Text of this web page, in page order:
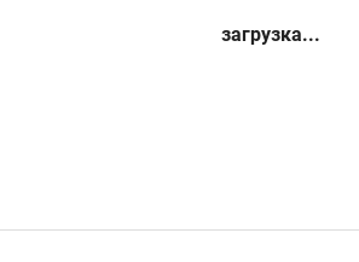
загрузка...